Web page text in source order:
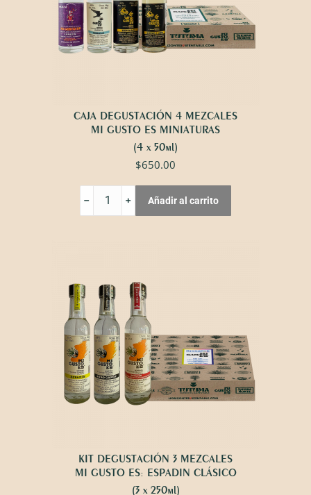
CAJA DEGUSTACIÓN 4 MEZCALES
MI GUSTO ES MINIATURAS
(4 x 50ml)
$650.00
DEGUSTACIÓN
4
MINIATURAS
cantidad
Añadir al carrito
KIT DEGUSTACIÓN 3 MEZCALES
MI GUSTO ES: ESPADIN CLÁSICO
(3 x 250ml)